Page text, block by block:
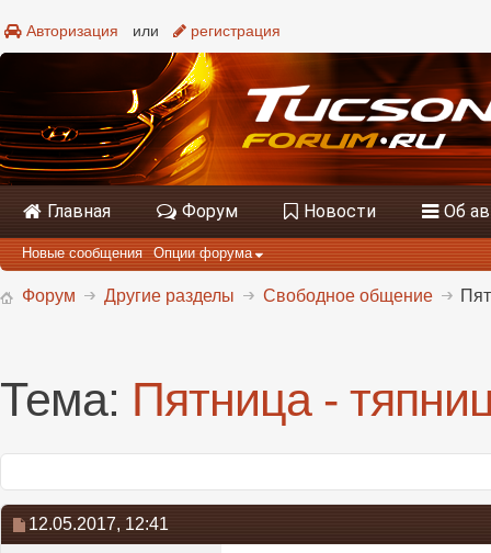
Авторизация или регистрация
Главная Форум Новости Об
Новые сообщения Опции форума
Форум Другие разделы Свободное общение
Тема: Пятница -
12.05.2017, 12:41